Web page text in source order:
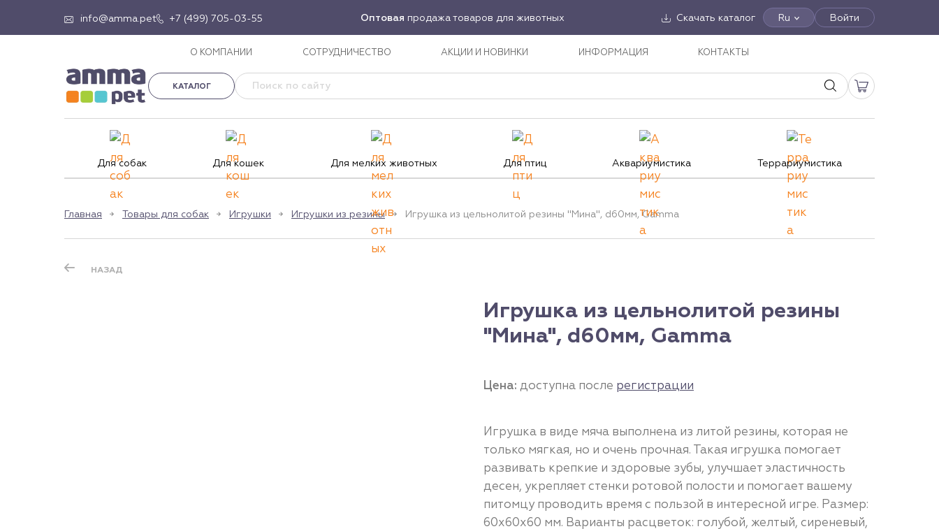
info@amma.pet +7 (499) 705-03-55 Оптовая продажа товаров для животных Скачать каталог Ru Войти
О КОМПАНИИ СОТРУДНИЧЕСТВО АКЦИИ И НОВИНКИ ИНФОРМАЦИЯ КОНТАКТЫ
КАТАЛОГ
Для собак Для кошек Для мелких животных Для птиц Аквариумистика Террариумистика
Главная Товары для собак Игрушки Игрушки из резины Игрушка из цельнолитой резины "Мина", d60мм, Gamma
НАЗАД
Игрушка из цельнолитой резины
"Мина", d60мм, Gamma
Цена: доступна после регистрации
Игрушка в виде мяча выполнена из литой резины, которая не
только мягкая, но и очень прочная. Такая игрушка помогает
развивать крепкие и здоровые зубы, улучшает эластичность
десен, укрепляет стенки ротовой полости и помогает вашему
питомцу проводить время с пользой в интересной игре. Размер:
60х60х60 мм. Варианты расцветок: голубой, желтый, сиреневый,